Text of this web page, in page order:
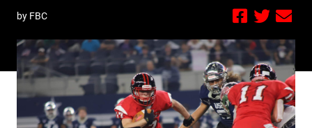
by FBC